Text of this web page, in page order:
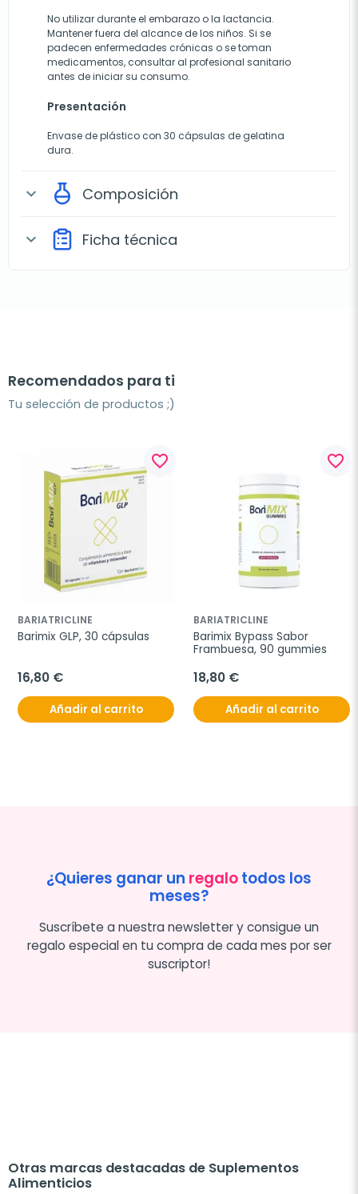
No utilizar durante el embarazo o la lactancia.
Mantener fuera del alcance de los niños. Si se
padecen enfermedades crónicas o se toman
medicamentos, consultar al profesional sanitario
antes de iniciar su consumo.
Presentación
Envase de plástico con 30 cápsulas de gelatina
dura.
expand_more Composición
expand_more Ficha técnica
Recomendados para ti
Tu selección de productos ;)
favorite_border
BARIATRICLINE
Barimix GLP, 30 cápsulas
16,80 €
Añadir al carrito
favorite_border
BARIATRICLINE
Barimix Bypass Sabor
Frambuesa, 90 gummies
18,80 €
Añadir al carrito
¿Quieres ganar un regalotodos los
meses?
Suscríbete a nuestra newsletter y consigue un
regalo especial en tu compra de cada mes por ser
suscriptor!
Otras marcas destacadas de Suplementos
Alimenticios